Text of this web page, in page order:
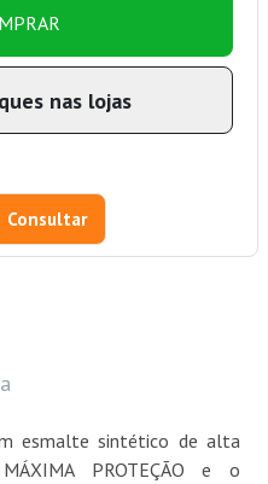
nas lojas
esmalte sintético de alta
PROTEÇÃO e o